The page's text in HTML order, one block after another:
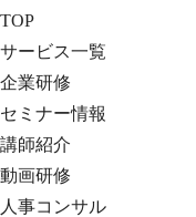
TOP
サービス一覧
企業研修
セミナー情報
講師紹介
動画研修
人事コンサル